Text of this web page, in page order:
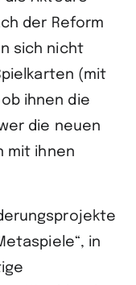
der Reform
sich nicht
(mit
ihnen die
die neuen
mit ihnen
in